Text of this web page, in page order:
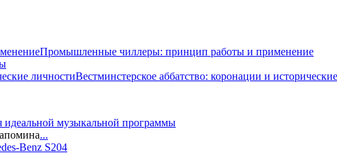
Промышленные чиллеры: принцип работы и применение
Вестминстерское аббатство: коронации и
идеальной музыкальной программы
...
Benz S204